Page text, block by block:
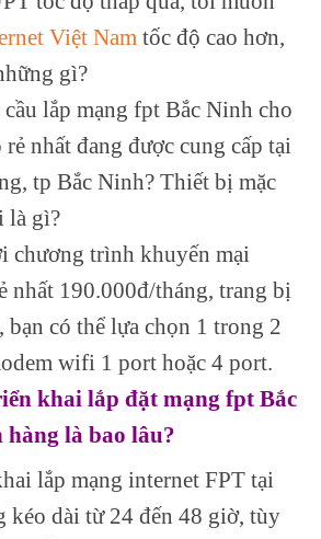
Việt Nam tốc độ cao hơn,
gì?
lắp mạng fpt Bắc Ninh cho
nhất đang được cung cấp tại
tp Bắc Ninh? Thiết bị mặc
là gì?
chương trình khuyến mại
nhất 190.000đ/tháng, trang bị
có thể lựa chọn 1 trong 2
wifi 1 port hoặc 4 port.
khai lắp đặt mạng fpt Bắc
là bao lâu?
lắp mạng internet FPT tại
kéo dài từ 24 đến 48 giờ, tùy